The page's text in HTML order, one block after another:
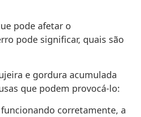
pode afetar o
pode significar, quais são
e gordura acumulada
que podem provocá-lo:
corretamente, a